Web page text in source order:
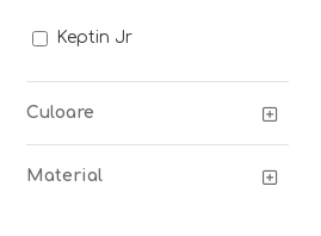
Keptin Jr
Culoare
Material